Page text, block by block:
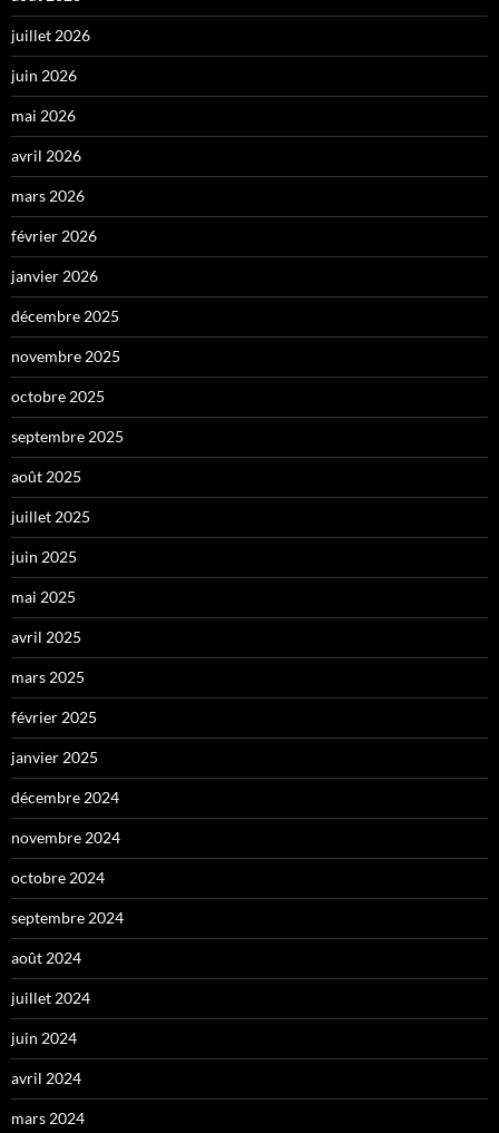
juillet 2026
juin 2026
mai 2026
avril 2026
mars 2026
février 2026
janvier 2026
décembre 2025
novembre 2025
octobre 2025
septembre 2025
août 2025
juillet 2025
juin 2025
mai 2025
avril 2025
mars 2025
février 2025
janvier 2025
décembre 2024
novembre 2024
octobre 2024
septembre 2024
août 2024
juillet 2024
juin 2024
avril 2024
mars 2024